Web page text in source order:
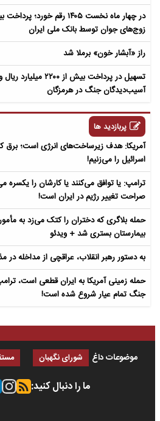
زوج‌های جوان توسط بانک ملی ایران
راز «آبشار خون» برملا شد
تسهیل در پرداخت بیش از
آسیب‌دیدگان جنگ در هرمزگان
پربازدید ها
آمریکا: هدف زیرساخت‌های انرژی است؛ برق
اسرائیل را می‌زنیم!
ترامپ: یا توافق می‌کنند یا کارشان را یکسره
صراحت تغییر رژیم در ایران است!
حمله بلاگری که دختران را کتک می‌زد به
بیمارستان بستری شد + ویدئو
به دستور رهبر انقلاب، عراقچی از مداخله در
حمله زمینی آمریکا به ایران قطعی است،
جنگ تمام عیار شروع شده است!
موضوعات داغ شورای نگهبان
ما را دنبال کنید: